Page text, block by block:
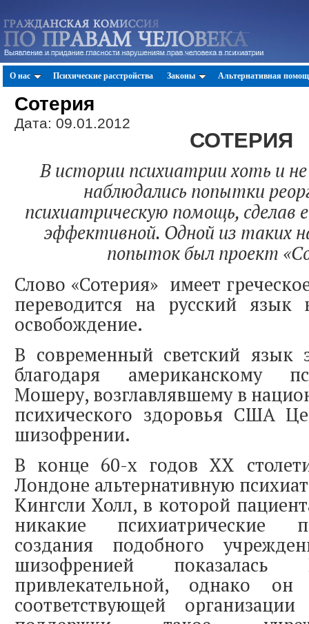
О нас Психические расстройства Законы Альтернативная
Сотерия
Дата: 09.01.2012
СОТЕРИЯ
В истории психиатрии хоть и
наблюдались попытки
психиатрическую помощь, сделав
эффективной. Одной из таких
попыток был проект
Слово «Сотерия» имеет
переводится на русский язык
освобождение.
В современный светский язык
благодаря американскому
Мошеру, возглавлявшему в
психического здоровья США
шизофрении.
В конце 60-х годов ХХ
Лондоне альтернативную
Кингсли Холл, в которой
никакие психиатрические
создания подобного
шизофренией
привлекательной, однако
соответствующей